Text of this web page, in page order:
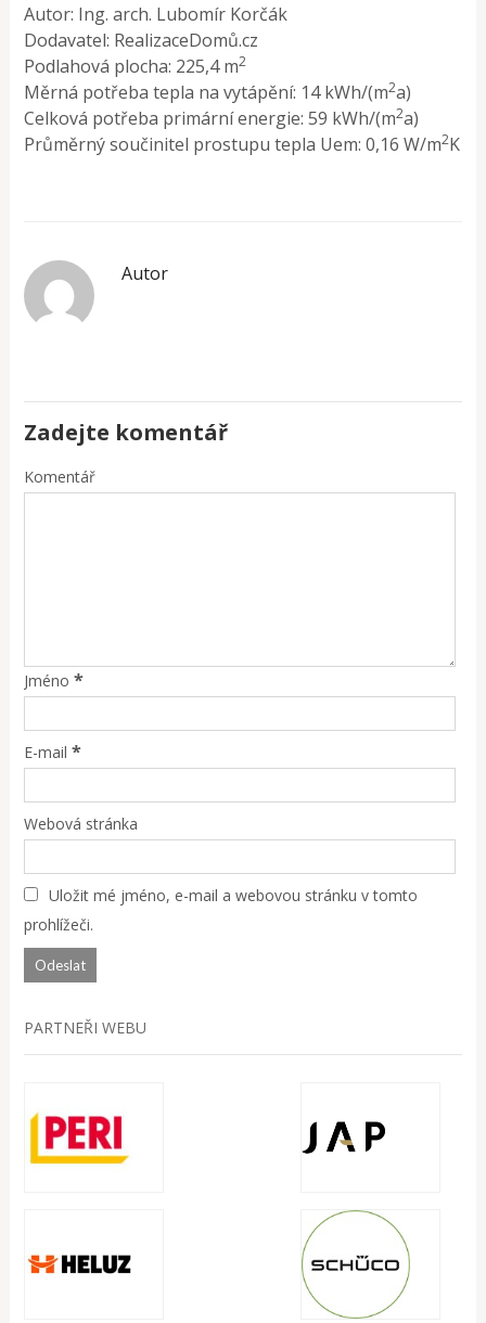
Autor: Ing. arch. Lubomír Korčák
Dodavatel: RealizaceDomů.cz
Podlahová plocha: 225,4 m2
Měrná potřeba tepla na vytápění: 14 kWh/(m2a)
Celková potřeba primární energie: 59 kWh/(m2a)
Průměrný součinitel prostupu tepla Uem: 0,16 W/m2K
Autor
Zadejte komentář
Komentář
Jméno *
E-mail *
Webová stránka
Uložit mé jméno, e-mail a webovou stránku v tomto
prohlížeči.
PARTNEŘI WEBU